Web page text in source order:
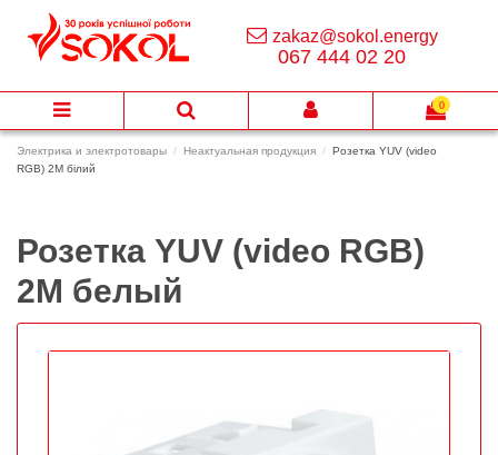
Электрика и электротовары Неактуальная продукция
Розетка YUV (video
RGB) 2М білий
Розетка YUV (video RGB)
2М белый
zakaz@sokol.energy
067 444 02 20
0